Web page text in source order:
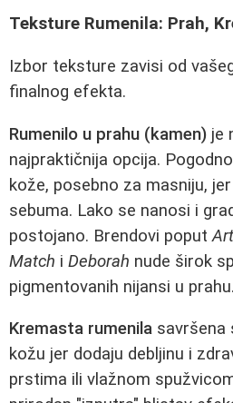
Teksture Rumenila: Prah,
Izbor teksture zavisi od
finalnog efekta.
Rumenilo u prahu (kamen) je
najpraktičnija opcija.
kože, posebno za masniju,
sebuma. Lako se nanosi i
postojano. Brendovi poput
Match i Deborah nude širok
pigmentovanih nijansi u prahu.
Kremasta rumenila savršena
kožu jer dodaju debljinu i
prstima ili vlažnom